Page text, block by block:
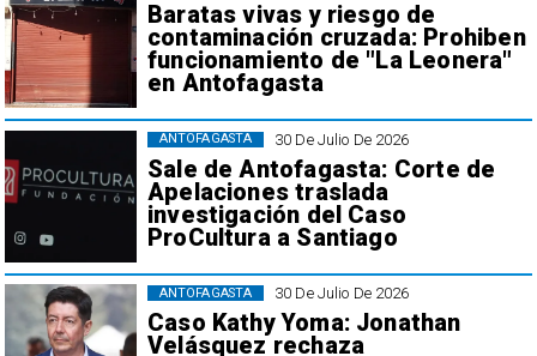
Baratas vivas y riesgo de
contaminación cruzada: Prohiben
funcionamiento de "La Leonera"
en Antofagasta
30 De Julio De 2026
Sale de Antofagasta: Corte de
Apelaciones traslada
investigación del Caso
ProCultura a Santiago
ANTOFAGASTA
30 De Julio De 2026
Caso Kathy Yoma: Jonathan
Velásquez rechaza
ANTOFAGASTA